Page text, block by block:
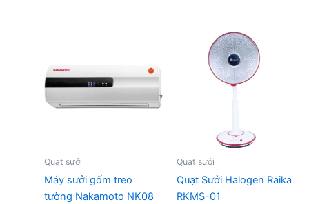
Quạt sưởi
Máy sưởi gốm treo
tường Nakamoto NK08
Quạt sưởi
Quạt Sưởi Halogen Raika
RKMS-01